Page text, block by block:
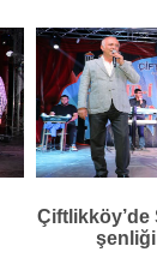
Çiftlikköy’de